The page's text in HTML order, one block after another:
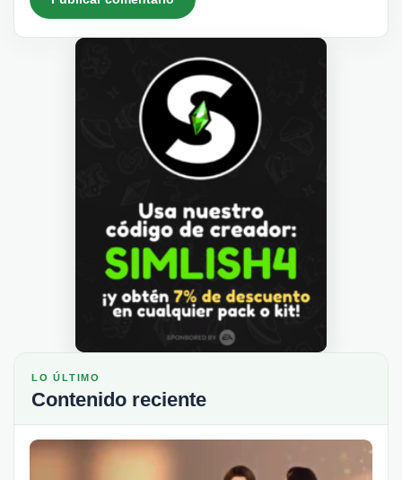
LO ÚLTIMO
Contenido reciente